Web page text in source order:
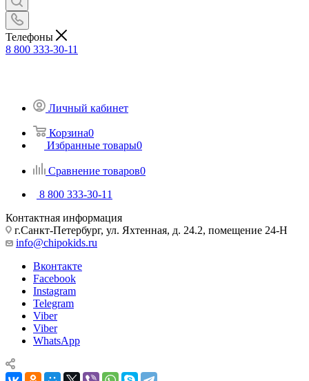
Телефоны
8 800 333-30-11
Личный кабинет
Корзина0
Избранные товары0
Сравнение товаров0
8 800 333-30-11
Контактная информация
г.Санкт-Петербург, ул. Яхтенная, д. 24.2, помещение 24-Н
info@chipokids.ru
Вконтакте
Facebook
Instagram
Telegram
Viber
Viber
WhatsApp